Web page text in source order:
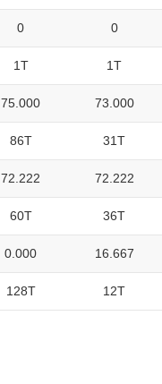
0 0
1T 1T
75.000 73.000
86T 31T
72.222 72.222
60T 36T
0.000 16.667
128T 12T